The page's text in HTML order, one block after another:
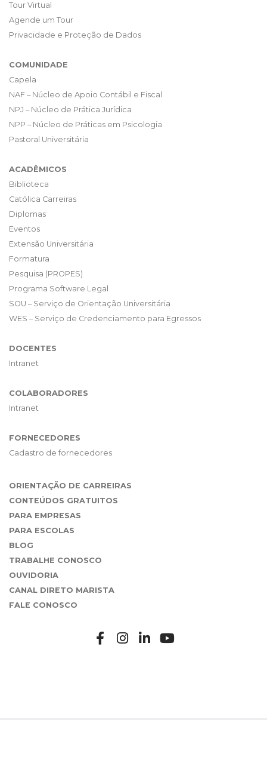
Tour Virtual
Agende um Tour
Privacidade e Proteção de Dados
COMUNIDADE
Capela
NAF – Núcleo de Apoio Contábil e Fiscal
NPJ – Núcleo de Prática Jurídica
NPP – Núcleo de Práticas em Psicologia
Pastoral Universitária
ACADÊMICOS
Biblioteca
Católica Carreiras
Diplomas
Eventos
Extensão Universitária
Formatura
Pesquisa (PROPES)
Programa Software Legal
SOU – Serviço de Orientação Universitária
WES – Serviço de Credenciamento para Egressos
DOCENTES
Intranet
COLABORADORES
Intranet
FORNECEDORES
Cadastro de fornecedores
ORIENTAÇÃO DE CARREIRAS
CONTEÚDOS GRATUITOS
PARA EMPRESAS
PARA ESCOLAS
BLOG
TRABALHE CONOSCO
OUVIDORIA
CANAL DIRETO MARISTA
FALE CONOSCO